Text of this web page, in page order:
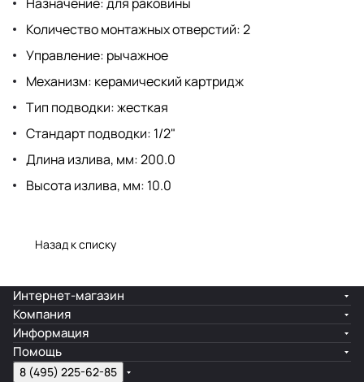
Количество монтажных отверстий: 2
Управление: рычажное
Механизм: керамический картридж
Тип подводки: жесткая
Стандарт подводки: 1/2"
Длина излива, мм: 200.0
Высота излива, мм: 10.0
Назад к списку
Интернет-магазин
Компания
Информация
Помощь
8 (495) 225-62-85